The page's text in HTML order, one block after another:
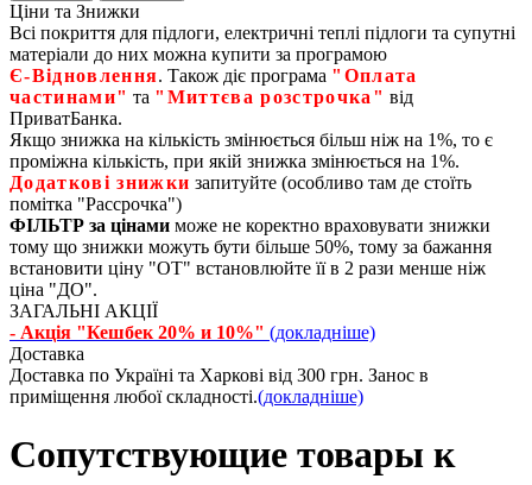
Ціни та Знижки
Всі покриття для підлоги, електричні теплі підлоги та супутні
матеріали до них можна купити за програмою
Є‑Відновлення. Також діє програма "Оплата
частинами" та "Миттєва розстрочка" від
ПриватБанка.
Якщо знижка на кількість змінюється більш ніж на 1%, то є
проміжна кількість, при якій знижка змінюється на 1%.
Додаткові знижки запитуйте (особливо там де стоїть
помітка "Рассрочка")
ФІЛЬТР за цінами може не коректно враховувати знижки
тому що знижки можуть бути більше 50%, тому за бажання
встановити ціну "ОТ" встановлюйте її в 2 рази менше ніж
ціна "ДО".
ЗАГАЛЬНІ АКЦІЇ
- Акція "Кешбек 20% и 10%" (докладніше)
Доставка
Доставка по Україні та Харкові від 300 грн. Занос в
приміщення любої складності.(докладніше)
Сопутствующие товары к